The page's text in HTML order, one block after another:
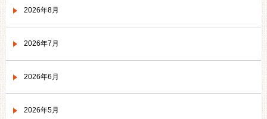
2026年8月
2026年7月
2026年6月
2026年5月